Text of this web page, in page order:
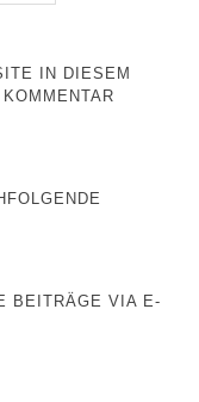
IN DIESEM
BEITRÄGE VIA E-